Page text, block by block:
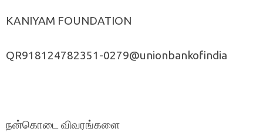
KANIYAM FOUNDATION
QR918124782351-0279@unionbankofindia
நன்கொடை விவரங்களை